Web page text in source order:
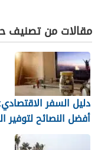
مقالات من تصنيف
دليل السفر
أفضل النصائح لتوفير